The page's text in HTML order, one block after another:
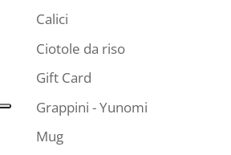
Calici
Ciotole da riso
Gift Card
Grappini - Yunomi
Mug